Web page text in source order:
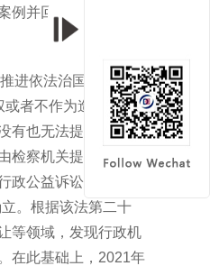
并回答记者提问，
进依法治国若干重大
或者不作为造成国家
有也无法提起公益诉
察机关提起公益诉
政公益诉讼制度从
。根据该法第二十
等领域，发现行政机
在此基础上，2021年